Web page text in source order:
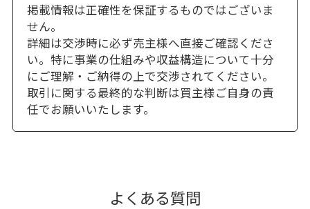
掲載情報は正確性を保証するものではございま
せん。
詳細は交渉時に必ず売主様へ直接ご確認くださ
い。特に事業の仕組みや収益構造について十分
にご理解・ご納得の上で交渉されてください。
取引に関する最終的な判断は買主様ご自身の責
任でお願いいたします。
よくある質問